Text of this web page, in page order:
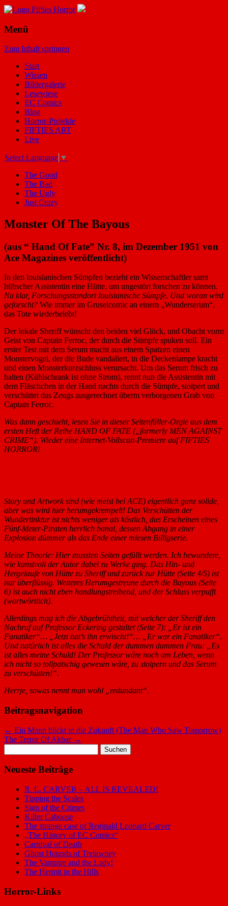
Menü
Zum Inhalt springen
Start
Wissen
Bildergalerie
Lesewiese
EC Comics
Blog
Horror-Projekte
FIFTIES ART
Live
Select Language ▼
The Good
The Bad
The Ugly
Just Crazy
Monster Of The Bayous
(aus “ Hand Of Fate” Nr. 8, im Dezember 1951 von
Ace Magazines veröffentlicht)
In den louisianischen Sümpfen bezieht ein Wissenschaftler samt
hübscher Assistentin eine Hütte, um ungestört forschen zu können.
Na klar, Forschungsstandort louisianische Sümpfe. Und woran wird
geforscht? Wie immer im Gruselcomic an einem „Wunderserum“,
das Tote wiederbelebt!
Der lokale Sheriff wünscht den beiden viel Glück, und Obacht vorm
Geist von Captain Ferroc, der durch die Sümpfe spuken soll. Ein
erster Test mit dem Serum macht aus einem Spatzen einen
Monstervogel, der die Bude vandaliert, in die Deckenlampe kracht
und einen Monsterkurzschluss verursacht. Um das Serum frisch zu
halten (Kühlschrank ist ohne Strom), rennt nun die Assistentin mit
dem Fläschchen in der Hand nachts durch die Sümpfe, stolpert und
verschüttet das Zeugs ausgerechnet überm verborgenen Grab von
Captain Ferroc.
Was dann geschieht, lesen Sie in dieser Seitenfüller-Orgie aus dem
ersten Heft der Reihe HAND OF FATE („formerly MEN AGAINST
CRIME“). Wieder eine Internet-Vollscan-Premiere auf FIFTIES
HORROR!
Story und Artwork sind (wie meist bei ACE) eigentlich ganz solide,
aber was wird hier herumgekrempelt! Das Verschütten der
Wundertinktur ist nichts weniger als köstlich, das Erscheinen eines
Fünf-Meter-Piraten herrlich banal, dessen Abgang in einer
Explosion dümmer als das Ende einer miesen Billigserie.
Meine Theorie: Hier mussten Seiten gefüllt werden. Ich bewundere,
wie kunstvoll der Autor dabei zu Werke ging. Das Hin- und
Hergelaufe von Hütte zu Sheriff und zurück zur Hütte (Seite 4/5) ist
nur überflüssig. Weiteres Herumgestreune durch die Bayous (Seite
6) ist auch nicht eben handlungstreibend, und der Schluss verpufft
(wortwörtlich).
Allerdings mag ich die Abgebrühtheit, mit welcher der Sheriff den
Nachruf auf Professor Eckering gestaltet (Seite 7): „Er ist ein
Fanatiker“… „Jetzt hat’s ihn erwischt!“… „Er war ein Fanatiker“.
Und natürlich ist alles die Schuld der dummen dummen Frau: „Es
ist alles meine Schuld! Der Professor wäre noch am Leben, wenn
ich nicht so tollpatschig gewesen wäre, zu stolpern und das Serum
zu verschütten!“.
Herrje, sowas nennt man wohl „redundant“.
Beitragsnavigation
← Ein Mann blickt in die Zukunft (The Man Who Saw Tomorrow)
The Terror Of Akbar →
nach:
Neueste Beiträge
R. L. CARVER – ALL IS REVEALED!
Tipping the Scales
Sign of the Crimes
Killer Caboose
The strange case of Reginald Leonard Carver
„The History of EC Comics“
Carnival of Death
Ghost Hounds of Trelawney
The Vampire and the Lady!
The Hermit in the Hills
Horror-Links